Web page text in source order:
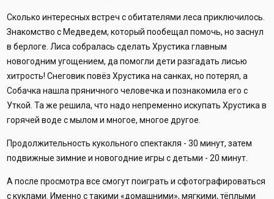
Сколько интересных встреч с обитателями леса приключилось.
Знакомство с Медведем, который пообещал помочь, но заснул
в берлоге. Лиса собралась сделать Хрустика главным
новогодним угощением, да помогли дети разгадать лисью
хитрость! Снеговик повёз Хрустика на санках, но потерял, а
Собачка нашла пряничного человечка и познакомила его с
Уткой. Та же решила, что надо непременно искупать Хрустика в
горячей воде с мылом и многое, многое другое.
Продолжительность кукольного спектакля - 30 минут, затем
подвижные зимние и новогодние игры с детьми - 20 минут.
А после просмотра все смогут поиграть и сфотографироваться
с куклами. Именно с такими «домашними», мягкими, тёплыми